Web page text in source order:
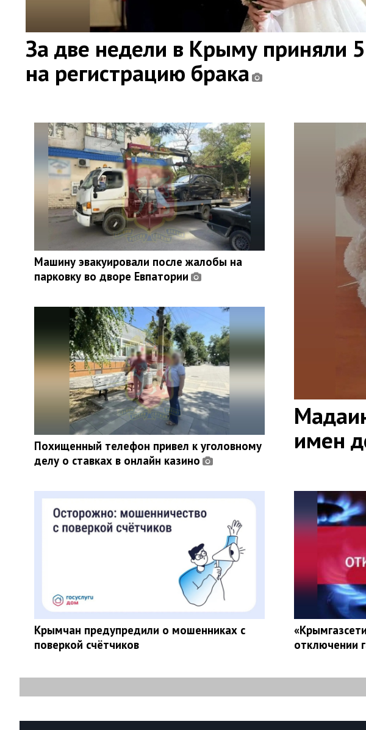
За две недели в Крыму приняли
на регистрацию брака
имен
Машину эвакуировали после жалобы на
парковку во дворе Евпатории
Похищенный телефон привел к уголовному
делу о ставках в онлайн казино
Крымчан предупредили о мошенниках с
поверкой счётчиков
отключении